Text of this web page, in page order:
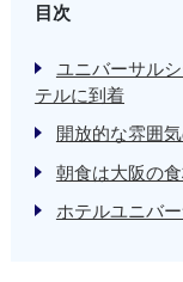
目次
ユニバーサル
テルに到着
開放的な雰囲
朝食は大阪の
ホテルユニバ